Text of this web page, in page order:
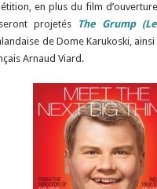
en plus du film
projetés The Grump
de Dome Karukoski,
Arnaud Viard.